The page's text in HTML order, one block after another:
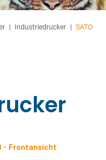
| Industriedrucker | SATO